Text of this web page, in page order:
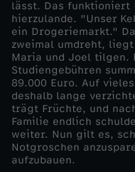
r
lässt. Das funktioniert
hierzulande. "Unser
ein Drogeriemarkt."
zweimal umdreht,
Maria und Joel tilgen.
Studiengebühren
89.000 Euro. Auf
deshalb lange
trägt Früchte, und
Familie endlich
weiter. Nun gilt es,
Notgroschen
aufzubauen.